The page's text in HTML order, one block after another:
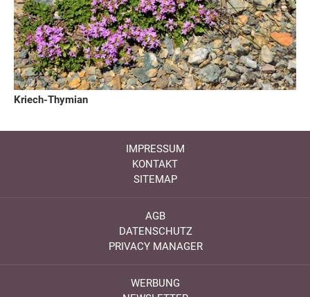
Kriech-Thymian
IMPRESSUM
KONTAKT
SITEMAP
AGB
DATENSCHUTZ
PRIVACY MANAGER
WERBUNG